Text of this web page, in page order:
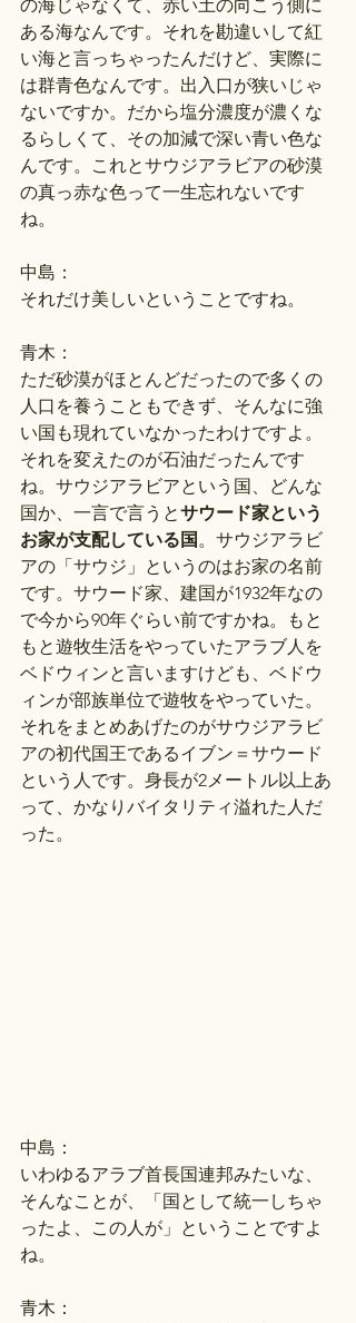
の海じゃなくて、赤い土の向こう側に
ある海なんです。それを勘違いして紅
い海と言っちゃったんだけど、実際に
は群青色なんです。出入口が狭いじゃ
ないですか。だから塩分濃度が濃くな
るらしくて、その加減で深い青い色な
んです。これとサウジアラビアの砂漠
の真っ赤な色って一生忘れないです
ね。
中島：
それだけ美しいということですね。
青木：
ただ砂漠がほとんどだったので多くの
人口を養うこともできず、そんなに強
い国も現れていなかったわけですよ。
それを変えたのが石油だったんです
ね。サウジアラビアという国、どんな
国か、一言で言うとサウード家という
お家が支配している国 。サウジアラビ
アの「サウジ」というのはお家の名前
です。サウード家、建国が1932年なの
で今から90年ぐらい前ですかね。もと
もと遊牧生活をやっていたアラブ人を
ベドウィンと言いますけども、ベドウ
ィンが部族単位で遊牧をやっていた。
それをまとめあげたのがサウジアラビ
アの初代国王であるイブン＝サウード
という人です。身長が2メートル以上あ
って、かなりバイタリティ溢れた人だ
った。
中島：
いわゆるアラブ首長国連邦みたいな、
そんなことが、「国として統一しちゃ
ったよ、この人が」ということですよ
ね。
青木：